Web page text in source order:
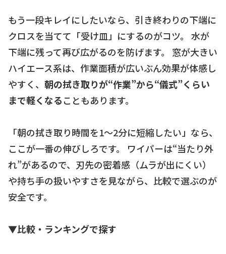
もう一段キレイにしたいなら、引き終わりの下端に
クロスを当てて「受け皿」にするのがコツ。 水が
下端に残って再び広がるのを防げます。 窓が大きい
ハイエース系は、作業面積が広いぶん効果が体感し
やすく、 朝の拭き取りが“作業”から“儀式”くらい
まで軽くなることもあります。
「朝の拭き取り時間を1〜2分に短縮したい」なら、
ここが一番の伸びしろです。 ワイパーは“当たり外
れ”があるので、刃先の密着感（ムラが出にくい）
や持ち手の扱いやすさを見ながら、比較で選ぶのが
安全です。
▼比較・ランキングで探す